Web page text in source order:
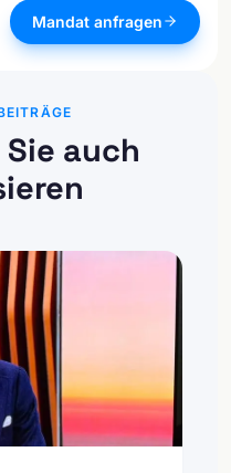
Mandat anfragen
auch